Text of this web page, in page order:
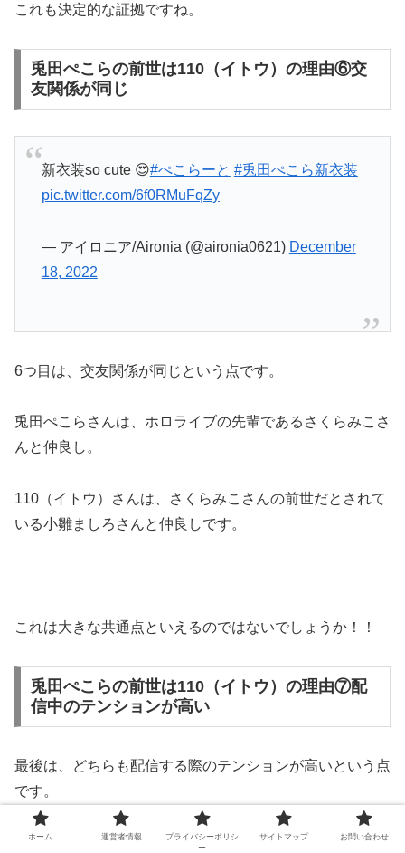
これも決定的な証拠ですね。
兎田ぺこらの前世は110（イトウ）の理由⑥交
友関係が同じ
新衣装so cute 😍#ぺこらーと #兎田ぺこら新衣装
pic.twitter.com/6f0RMuFqZy
— アイロニア/Aironia (@aironia0621) December
18, 2022
6つ目は、交友関係が同じという点です。
兎田ぺこらさんは、ホロライブの先輩であるさくらみこさ
んと仲良し。
110（イトウ）さんは、さくらみこさんの前世だとされて
いる小雛ましろさんと仲良しです。
これは大きな共通点といえるのではないでしょうか！！
兎田ぺこらの前世は110（イトウ）の理由⑦配
信中のテンションが高い
最後は、どちらも配信する際のテンションが高いという点
です。
まずは、兎田ぺこらさん↓
ホーム 運営者情報
プライバシーポリシ
ー
サイトマップ お問い合わせ